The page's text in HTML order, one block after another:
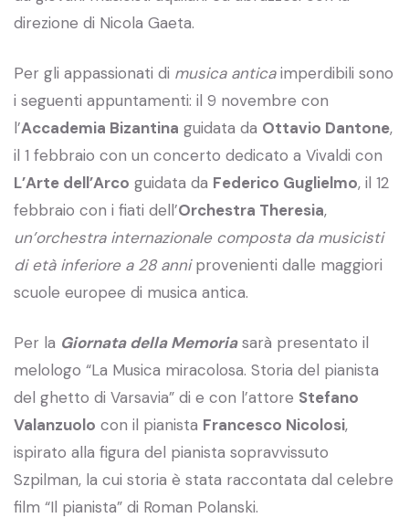
direzione di Nicola Gaeta.
Per gli appassionati di musica anticaimperdibili sono
i seguenti appuntamenti: il 9 novembre con
l’Accademia Bizantina guidata da Ottavio Dantone,
il 1 febbraio con un concerto dedicato a Vivaldi con
L’Arte dell’Arco guidata da Federico Guglielmo, il 12
febbraio con i fiati dell’Orchestra Theresia,
un’orchestra internazionale composta da musicisti
di età inferiore a 28 anniprovenienti dalle maggiori
scuole europee di musica antica.
Per la Giornata della Memoriasarà presentato il
melologo “La Musica miracolosa. Storia del pianista
del ghetto di Varsavia” di e con l’attore Stefano
Valanzuolo con il pianista Francesco Nicolosi,
ispirato alla figura del pianista sopravvissuto
Szpilman, la cui storia è stata raccontata dal celebre
film “Il pianista” di Roman Polanski.